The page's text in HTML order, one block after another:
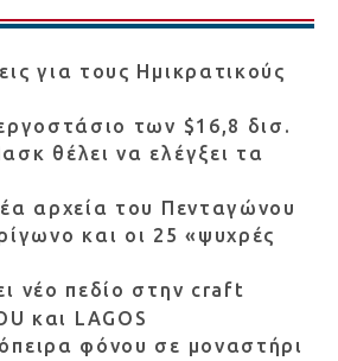
για τους Ημικρατικούς
των $16,8 δισ.
θέλει να ελέγξει τα
αρχεία του Πενταγώνου
και οι 25 «ψυχρές
νέο πεδίο στην craft
και LAGOS
φόνου σε μοναστήρι